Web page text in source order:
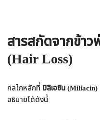
สารสกัดจากข้าว
(Hair Loss)
กลไกหลักที่ มิลิเอซิน (Miliacin)
อธิบายได้ดังนี้